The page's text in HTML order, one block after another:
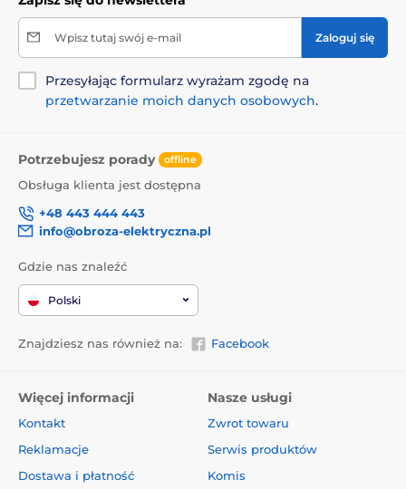
Wpisz tutaj swój e-mail Zaloguj się
Przesyłając formularz wyrażam zgodę na
przetwarzanie moich danych osobowych.
Potrzebujesz porady offline
Obsługa klienta jest dostępna
+48 443 444 443
info@obroza-elektryczna.pl
Gdzie nas znaleźć
Polski
Znajdziesz nas również na: Facebook
Więcej informacji
Kontakt
Reklamacje
Dostawa i płatność
Nasze usługi
Zwrot towaru
Serwis produktów
Komis